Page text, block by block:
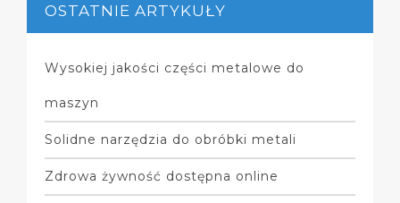
OSTATNIE ARTYKUŁY
Wysokiej jakości części metalowe do
maszyn
Solidne narzędzia do obróbki metali
Zdrowa żywność dostępna online